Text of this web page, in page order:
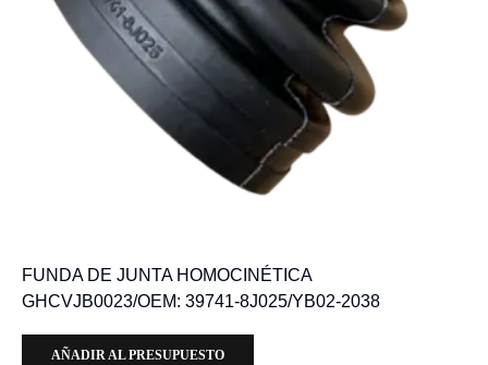
FUNDA DE JUNTA HOMOCINÉTICA
GHCVJB0023/OEM: 39741-8J025/YB02-2038
AÑADIR AL PRESUPUESTO